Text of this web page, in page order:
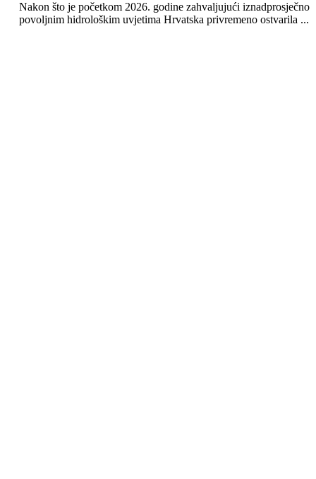
Nakon što je početkom 2026. godine zahvaljujući iznadprosječno
povoljnim hidrološkim uvjetima Hrvatska privremeno ostvarila ...